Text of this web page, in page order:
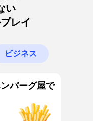
い
レイ
ビジネス
バーグ屋で